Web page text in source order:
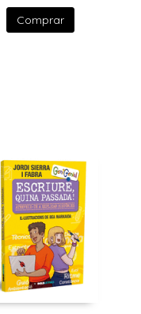
Comprar